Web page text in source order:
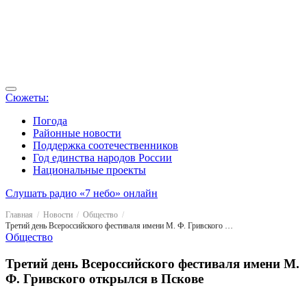
Сюжеты:
Погода
Районные новости
Поддержка соотечественников
Год единства народов России
Национальные проекты
Слушать радио «7 небо» онлайн
Главная Новости
Общество
Третий день Всероссийского фестиваля имени М. Ф. Гривского открылся в Пскове
Общество
Третий день Всероссийского фестиваля имени М.
Ф. Гривского открылся в Пскове